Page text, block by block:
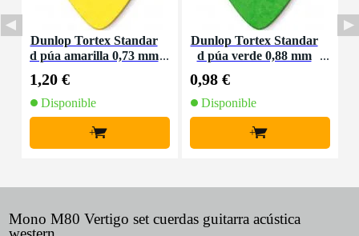
Dunlop Tortex Standar
d púa amarilla 0,73 mm
1,20 €
Disponible
+
Dunlop Tortex Standar
d púa verde 0,88 mm
0,98 €
Disponible
+
Mono M80 Vertigo set cuerdas guitarra acústica